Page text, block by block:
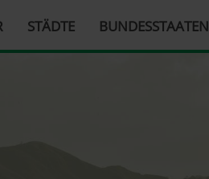
STÄDTE BUNDESSTAATEN